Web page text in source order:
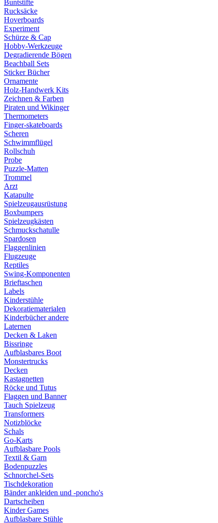
Buntstifte
Rucksäcke
Hoverboards
Experiment
Schürze & Cap
Hobby-Werkzeuge
Degradierende Bögen
Beachball Sets
Sticker Bücher
Ornamente
Holz-Handwerk Kits
Zeichnen & Farben
Piraten und Wikinger
Thermometers
Finger-skateboards
Scheren
Schwimmflügel
Rollschuh
Probe
Puzzle-Matten
Trommel
Arzt
Katapulte
Spielzeugausrüstung
Boxbumpers
Spielzeugkästen
Schmuckschatulle
Spardosen
Flaggenlinien
Flugzeuge
Reptiles
Swing-Komponenten
Brieftaschen
Labels
Kinderstühle
Dekoratiematerialen
Kinderbücher andere
Laternen
Decken & Laken
Bissringe
Aufblasbares Boot
Monstertrucks
Decken
Kastagnetten
Röcke und Tutus
Flaggen und Banner
Tauch Spielzeug
Transformers
Notizblöcke
Schals
Go-Karts
Aufblasbare Pools
Textil & Garn
Bodenpuzzles
Schnorchel-Sets
Tischdekoration
Bänder ankleiden und -poncho's
Dartscheiben
Kinder Games
Aufblasbare Stühle